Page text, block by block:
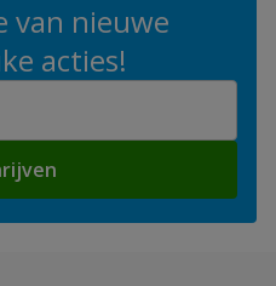
van nieuwe
acties!